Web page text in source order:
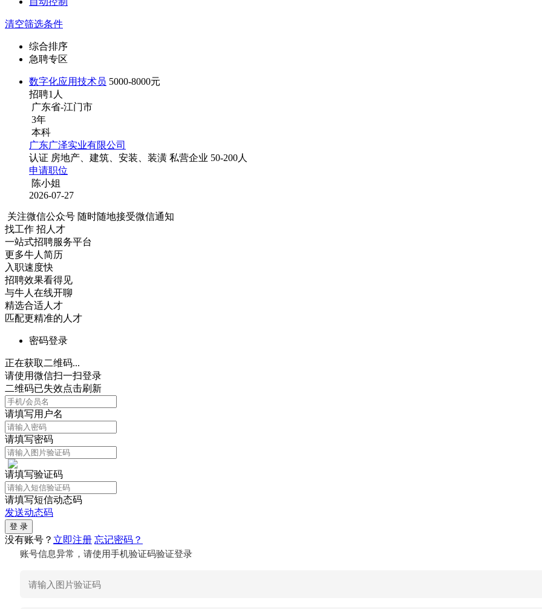
清空筛选条件
综合排序
急聘专区
数字化应用技术员 5000-8000元
招聘1人
广东省-江门市
3年
本科
广东广泽实业有限公司
认证 房地产、建筑、安装、装潢 私营企业 50-200人
申请职位
陈小姐
2026-07-27
关注微信公众号 随时随地接受微信通知
找工作 招人才
一站式招聘服务平台
更多牛人简历
入职速度快
招聘效果看得见
与牛人在线开聊
精选合适人才
匹配更精准的人才
密码登录
正在获取二维码...
请使用微信扫一扫登录
二维码已失效点击刷新
请填写用户名
请填写密码
请填写验证码
请填写短信动态码
发送动态码
没有账号？ 立即注册 忘记密码？
账号信息异常，请使用手机验证码验证登录